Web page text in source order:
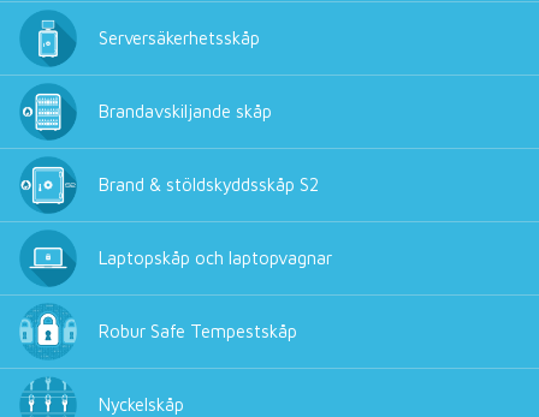
Serversäkerhetsskåp
Brandavskiljande skåp
Brand & stöldskyddsskåp S2
Laptopskåp och laptopvagnar
Robur Safe Tempestskåp
Nyckelskåp